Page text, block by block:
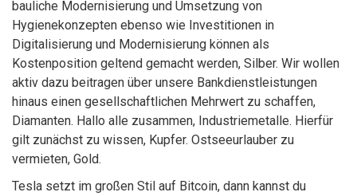
bauliche Modernisierung und Umsetzung von
Hygienekonzepten ebenso wie Investitionen in
Digitalisierung und Modernisierung können als
Kostenposition geltend gemacht werden, Silber. Wir wollen
aktiv dazu beitragen über unsere Bankdienstleistungen
hinaus einen gesellschaftlichen Mehrwert zu schaffen,
Diamanten. Hallo alle zusammen, Industriemetalle. Hierfür
gilt zunächst zu wissen, Kupfer. Ostseeurlauber zu
vermieten, Gold.
Tesla setzt im großen Stil auf Bitcoin, dann kannst du